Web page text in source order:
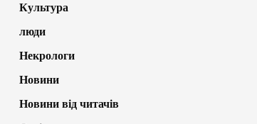
Культура
люди
Некрологи
Новини
Новини від читачів